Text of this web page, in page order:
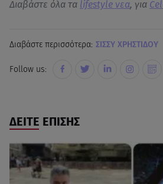
Διαβάστε όλα τα lifestyle νεα, για
Διαβάστε περισσότερα: ΣΙΣΣΥ ΧΡΗΣΤΙΔΟΥ
Follow us:
ΔΕΙΤΕ ΕΠΙΣΗΣ